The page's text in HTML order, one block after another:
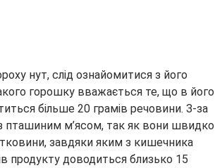
нут, слід ознайомитися з його
горошку вважається те, що в його
більше 20 грамів речовини. З-за
з пташиним м’ясом, так як вони швидко
завдяки яким з кишечника
продукту доводиться близько 15